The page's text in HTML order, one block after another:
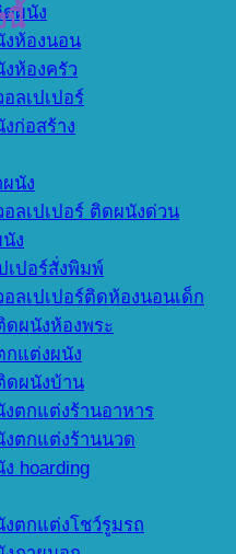
ผนัง
งห้องนอน
ห้องครัว
ลเปเปอร์
ก่อสร้าง
นัง
ลเปเปอร์ ติดผนังด่วน
ง
เปอร์สั่งพิมพ์
ลเปเปอร์ติดห้องนอนเด็ก
ผนังห้องพระ
กแต่งผนัง
ดผนังบ้าน
ตกแต่งร้านอาหาร
ตกแต่งร้านนวด
hoarding
ตกแต่งโชว์รูมรถ
นี้